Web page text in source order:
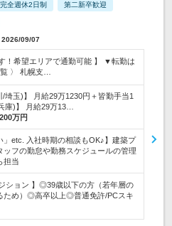
完全週休2日制 第二新卒歓迎
2026/09/07
！希望エリアで通勤可能 】 ▼転勤は
〉 札幌支…
/埼玉)】 月給29万1230円＋皆勤手当1
庫)】 月給29万13…
万円
」etc. 入社時期の相談もOK♪】建築プ
ッフの勤怠や勤務スケジュールの管理
担当
ション 】◎39歳以下の方（若年層の
ため）◎高卒以上◎普通免許/PCスキ